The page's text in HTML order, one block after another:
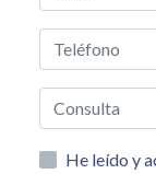
He leído y acepto la